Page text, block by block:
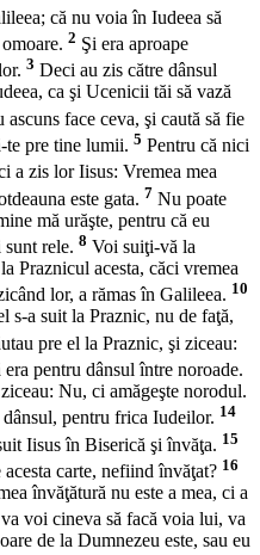
că nu voia în Iudeea să
2 Şi era aproape
3 Deci au zis către dânsul
ca şi Ucenicii tăi să vază
face ceva, şi caută să fie
te pre tine lumii. 5 Pentru că nici
a zis lor Iisus: Vremea mea
este gata. 7 Nu poate
mă urăşte, pentru că eu
sunt rele. 8 Voi suiţi-vă la
Praznicul acesta, căci vremea
lor, a rămas în Galileea. 10
s-a suit la Praznic, nu de faţă,
pre el la Praznic, şi ziceau:
pentru dânsul între noroade.
Nu, ci amăgeşte norodul.
pentru frica Iudeilor. 14
Iisus în Biserică şi învăţa. 15
carte, nefiind învăţat? 16
învăţătură nu este a mea, ci a
voi cineva să facă voia lui, va
de la Dumnezeu este, sau eu